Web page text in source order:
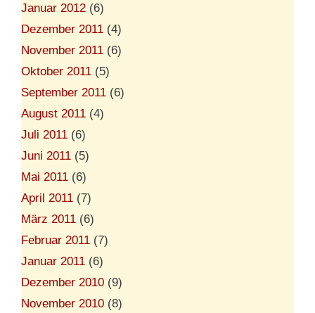
Januar 2012 (6)
Dezember 2011 (4)
November 2011 (6)
Oktober 2011 (5)
September 2011 (6)
August 2011 (4)
Juli 2011 (6)
Juni 2011 (5)
Mai 2011 (6)
April 2011 (7)
März 2011 (6)
Februar 2011 (7)
Januar 2011 (6)
Dezember 2010 (9)
November 2010 (8)